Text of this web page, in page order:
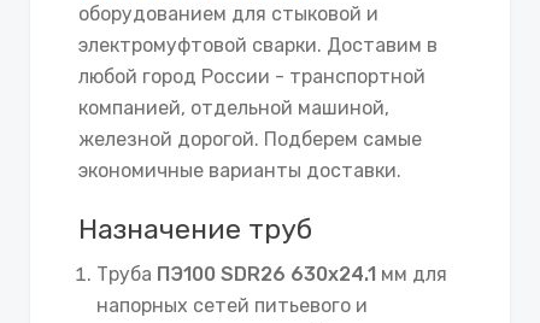
оборудованием для стыковой и
электромуфтовой сварки. Доставим в
любой город России - транспортной
компанией, отдельной машиной,
железной дорогой. Подберем самые
экономичные варианты доставки.
Назначение труб
Труба ПЭ100 SDR26 630х24.1 мм для
напорных сетей питьевого и